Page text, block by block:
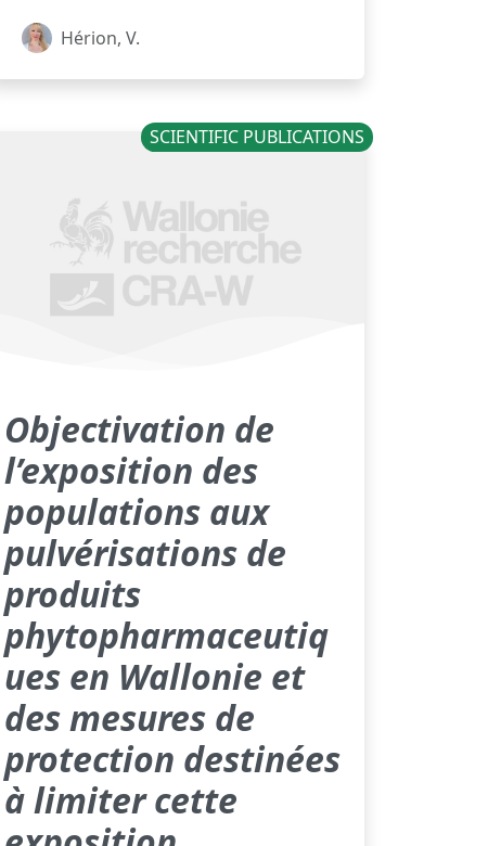
Hérion, V.
SCIENTIFIC PUBLICATIONS
Objectivation de
l’exposition des
populations aux
pulvérisations de
produits
phytopharmaceutiq
ues en Wallonie et
des mesures de
protection destinées
à limiter cette